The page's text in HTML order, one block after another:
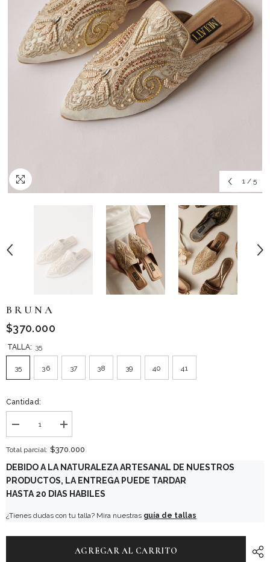
1 / 5
B R U N A
$370.000
TALLA: 35
35 36 37 38 39 40 41
Cantidad:
Disminuir
cantidad
para
R
N
A
aumentar
la
cantidad
B
U
N
Total parcial: $370.000
DEBIDO A LA NATURALEZA ARTESANAL DE NUESTROS
PRODUCTOS, LA ENTREGA PUEDE TARDAR
HASTA 20 DIAS HABILES
¿Tienes dudas con tu talla? Mira nuestras guía de tallas
AGREGAR AL CARRITO